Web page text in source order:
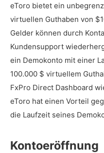
eToro bietet ein
virtuellen Guthaben von
Gelder können durch
Kundensupport
ein Demokonto mit einer
100.000 $ virtuellem
FxPro Direct Dashboard
eToro hat einen Vorteil
die Laufzeit seines
Kontoeröffnung